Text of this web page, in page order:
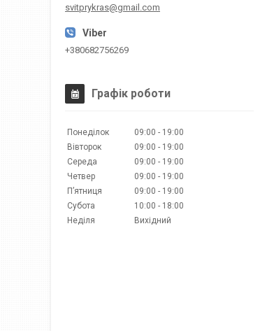
svitprykras@gmail.com
+380682756269
Графік роботи
Понеділок 09:00
19:00
Вівторок
09:00
19:00
Середа
09:00
19:00
Четвер
09:00
19:00
Пʼятниця
09:00
19:00
Субота
10:00
18:00
Неділя
Вихідний